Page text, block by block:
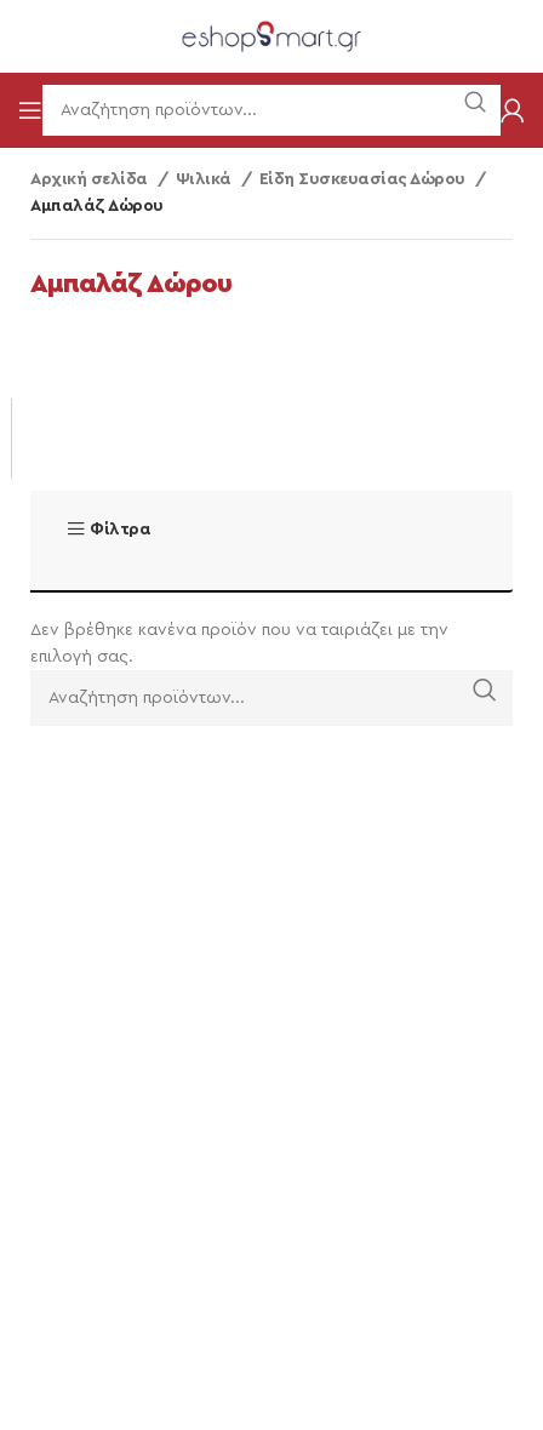
Αρχική σελίδα Ψιλικά
Είδη Συσκευασίας Δώρου
Αμπαλάζ Δώρου
Αμπαλάζ Δώρου
Φίλτρα
Δεν βρέθηκε κανένα προϊόν που να ταιριάζει με την
επιλογή σας.